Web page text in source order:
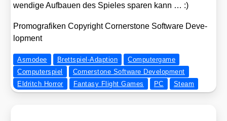
wen­di­ge Auf­bau­en des Spie­les spa­ren kann … :)
Pro­mo­gra­fi­ken Copy­right Cor­ner­stone Soft­ware Deve­
lo­p­ment
Asmodee Brettspiel-Adaption
Computergame
Computerspiel
Cornerstone Software Development
Eldritch Horror
Fantasy Flight Games PC Steam